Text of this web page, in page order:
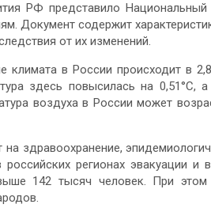
РФ представило
Документ содержит
от их изменений.
климата в России происходит в
здесь повысилась на
воздуха в России может
здравоохранение,
регионах эвакуации и
142 тысяч человек. При